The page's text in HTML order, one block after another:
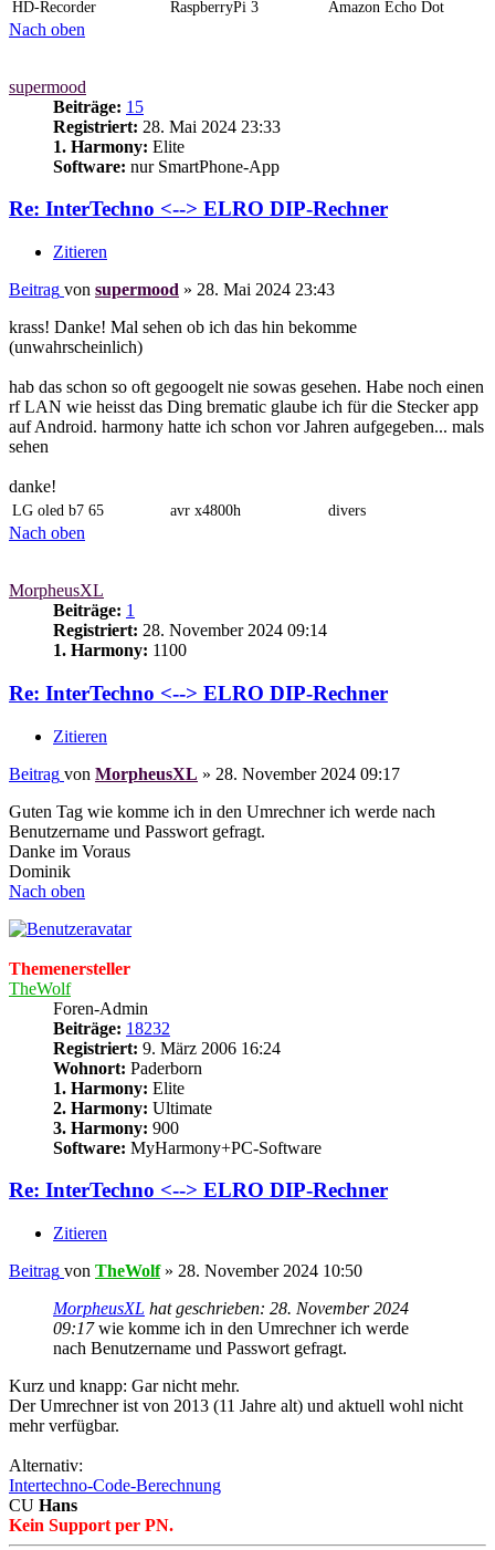
HD-Recorder RaspberryPi 3 Amazon Echo Dot
Nach oben
supermood
Beiträge: 15
Registriert: 28. Mai 2024 23:33
1. Harmony: Elite
Software: nur SmartPhone-App
Re: InterTechno <--> ELRO DIP-Rechner
Zitieren
Beitrag von supermood » 28. Mai 2024 23:43
krass! Danke! Mal sehen ob ich das hin bekomme
(unwahrscheinlich)
hab das schon so oft gegoogelt nie sowas gesehen. Habe noch einen
rf LAN wie heisst das Ding brematic glaube ich für die Stecker app
auf Android. harmony hatte ich schon vor Jahren aufgegeben... mals
sehen
danke!
LG oled b7 65 avr x4800h divers
Nach oben
MorpheusXL
Beiträge: 1
Registriert: 28. November 2024 09:14
1. Harmony: 1100
Re: InterTechno <--> ELRO DIP-Rechner
Zitieren
Beitrag von MorpheusXL » 28. November 2024 09:17
Guten Tag wie komme ich in den Umrechner ich werde nach
Benutzername und Passwort gefragt.
Danke im Voraus
Dominik
Nach oben
Themenersteller
TheWolf
Foren-Admin
Beiträge: 18232
Registriert: 9. März 2006 16:24
Wohnort: Paderborn
1. Harmony: Elite
2. Harmony: Ultimate
3. Harmony: 900
Software: MyHarmony+PC-Software
Re: InterTechno <--> ELRO DIP-Rechner
Zitieren
Beitrag von TheWolf» 28. November 2024 10:50
MorpheusXL hat geschrieben: 28. November 2024
09:17wie komme ich in den Umrechner ich werde
nach Benutzername und Passwort gefragt.
Kurz und knapp: Gar nicht mehr.
Der Umrechner ist von 2013 (11 Jahre alt) und aktuell wohl nicht
mehr verfügbar.
Alternativ:
Intertechno-Code-Berechnung
CU Hans
Kein Support per PN.